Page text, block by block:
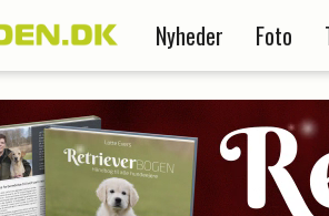
Nyheder Foto